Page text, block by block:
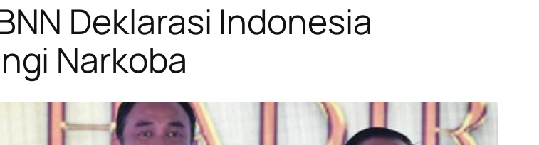
Deklarasi Indonesia
Narkoba